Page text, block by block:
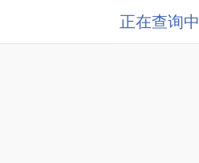
正在查询中